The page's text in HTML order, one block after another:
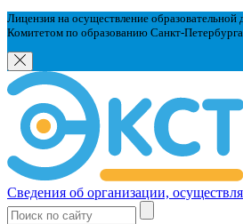
Лицензия на осуществление образовательной
Комитетом по образованию Санкт-
Сведения об организации,